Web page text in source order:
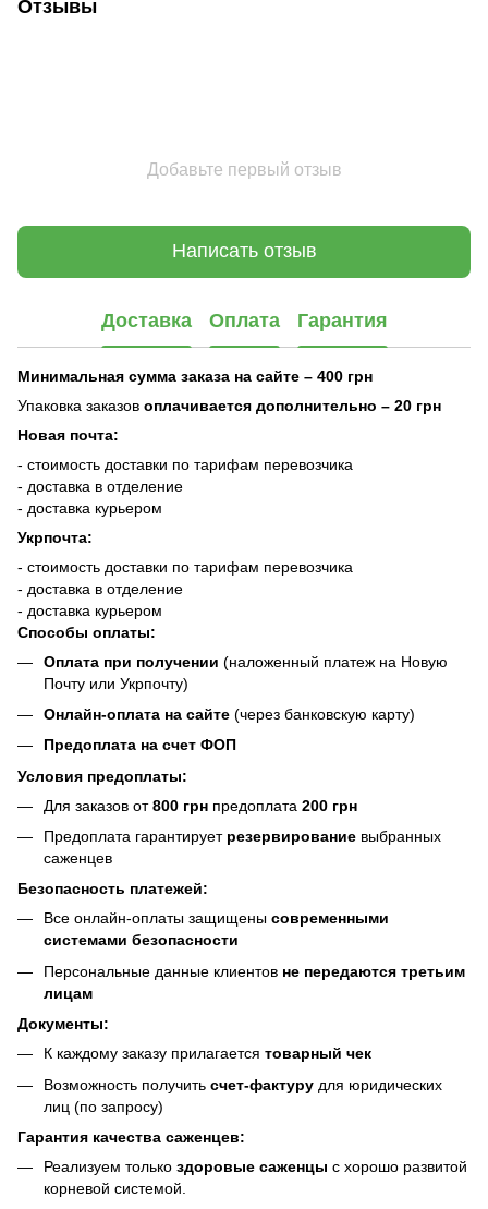
Отзывы
Добавьте первый отзыв
Написать отзыв
Доставка Оплата Гарантия
Минимальная сумма заказа на сайте – 400 грн
Упаковка заказов оплачивается дополнительно – 20 грн
Новая почта:
- стоимость доставки по тарифам перевозчика
- доставка в отделение
- доставка курьером
Укрпочта:
- стоимость доставки по тарифам перевозчика
- доставка в отделение
- доставка курьером
Способы оплаты:
Оплата при получении (наложенный платеж на Новую
Почту или Укрпочту)
Онлайн-оплата на сайте (через банковскую карту)
Предоплата на счет ФОП
Условия предоплаты:
Для заказов от800 грн предоплата 200 грн
Предоплата гарантирует резервирование выбранных
саженцев
Безопасность платежей:
Все онлайн-оплаты защищены современными
системами безопасности
Персональные данные клиентов не передаются третьим
лицам
Документы:
К каждому заказу прилагается товарный чек
Возможность получить счет-фактуру для юридических
лиц (по запросу)
Гарантия качества саженцев:
Реализуем только здоровые саженцы с хорошо развитой
корневой системой.